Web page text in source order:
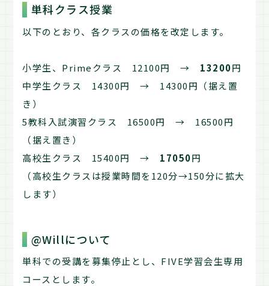
単科クラス授業
以下のとおり、各クラスの価格を改定します。
小学生、Primeクラス 12100円 → 13200円
中学生クラス 14300円 → 14300円（据え置
き）
5教科入試演習クラス 16500円 → 16500円
（据え置き）
高校生クラス 15400円 → 17050円
（高校生クラスは授業時間を120分→150分に拡大
します）
@Willについて
単科での受講を募集停止とし、FIVE学習会生専用
コースとします。